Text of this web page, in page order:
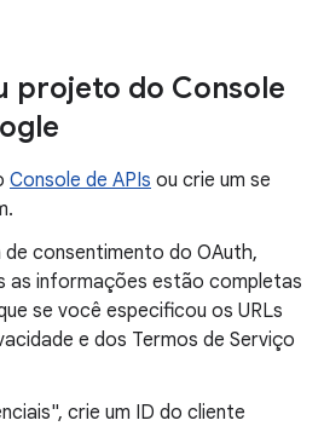
projeto do Console
Console de APIs ou crie um se
de consentimento do OAuth,
as informações estão completas
se você especificou os URLs
e dos Termos de Serviço
crie um ID do cliente